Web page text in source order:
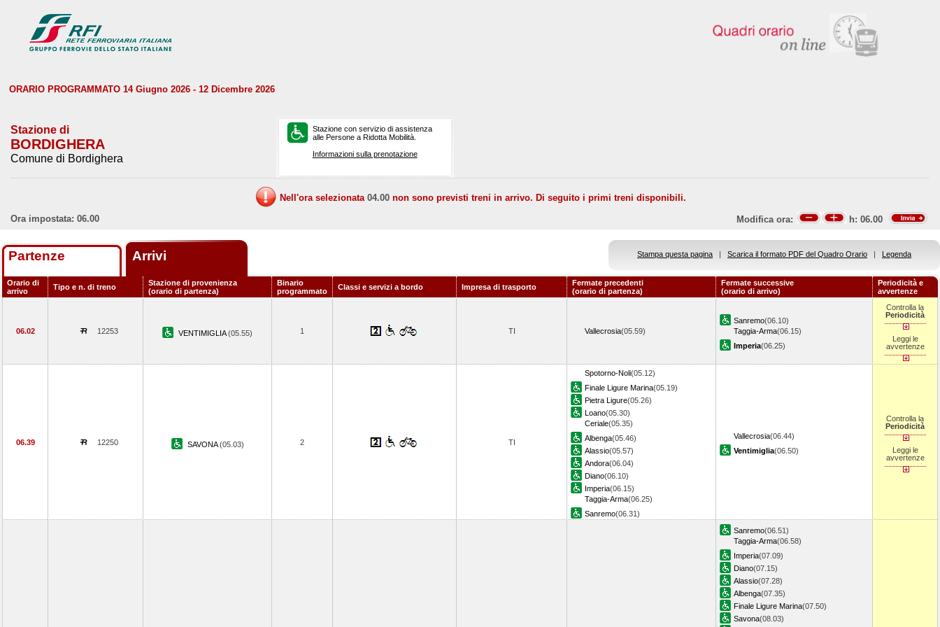
ORARIO PROGRAMMATO 14 Giugno 2026 - 12 Dicembre 2026
Stazione di
BORDIGHERA
Comune di Bordighera
Stazione con servizio di assistenza
alle Persone a Ridotta Mobilità.
Informazioni sulla prenotazione
Nell'ora selezionata 04.00 non sono previsti treni in arrivo. Di seguito i primi treni disponibili.
Ora impostata: 06.00
Modifica ora: h: 06.00
Partenze Arrivi Stampa questa pagina | Scarica il formato PDF del Quadro Orario | Legenda
Orario di
arrivo
Tipo e n. di treno
Stazione di provenienza
(orario di partenza)
Binario
programmato
Classi e servizi a bordo Impresa di trasporto
Fermate precedenti
(orario di partenza)
Fermate successive
(orario di arrivo)
Periodicità e
avvertenze
06.02 12253 VENTIMIGLIA(05.55) 1 TI Vallecrosia(05.59)
Sanremo(06.10)
Taggia-Arma(06.15)
Imperia(06.25)
Controlla la
Periodicità
Leggi le
avvertenze
06.39 12250 SAVONA(05.03) 2 TI
Spotorno-Noli(05.12)
Finale Ligure Marina(05.19)
Pietra Ligure(05.26)
Loano(05.30)
Ceriale(05.35)
Albenga(05.46)
Alassio(05.57)
Andora(06.04)
Diano(06.10)
Imperia(06.15)
Taggia-Arma(06.25)
Sanremo(06.31)
Vallecrosia(06.44)
Ventimiglia(06.50)
Controlla la
Periodicità
Leggi le
avvertenze
Sanremo(06.51)
Taggia-Arma(06.58)
Imperia(07.09)
Diano(07.15)
Alassio(07.28)
Albenga(07.35)
Finale Ligure Marina(07.50)
Savona(08.03)